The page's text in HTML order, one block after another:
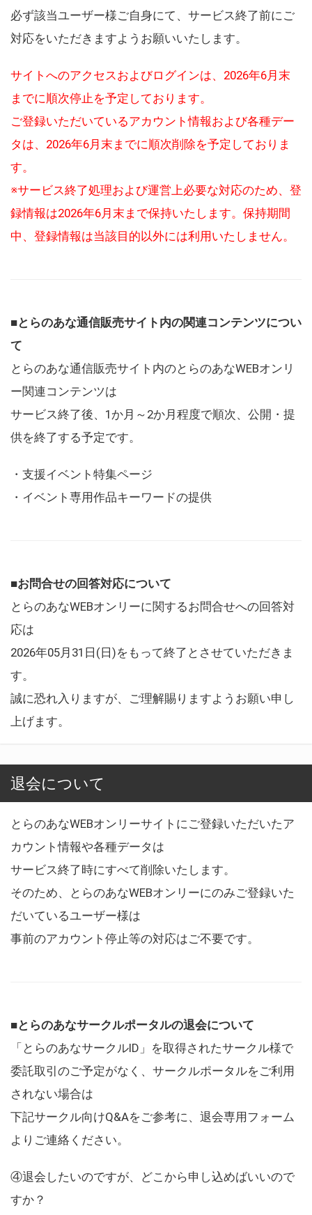
必ず該当ユーザー様ご自身にて、サービス終了前にご
対応をいただきますようお願いいたします。
サイトへのアクセスおよびログインは、2026年6月末
までに順次停止を予定しております。
ご登録いただいているアカウント情報および各種デー
タは、2026年6月末までに順次削除を予定しておりま
す。
※サービス終了処理および運営上必要な対応のため、登
録情報は2026年6月末まで保持いたします。保持期間
中、登録情報は当該目的以外には利用いたしません。
■とらのあな通信販売サイト内の関連コンテンツについ
て
とらのあな通信販売サイト内のとらのあなWEBオンリ
ー関連コンテンツは
サービス終了後、1か月～2か月程度で順次、公開・提
供を終了する予定です。
・支援イベント特集ページ
・イベント専用作品キーワードの提供
■お問合せの回答対応について
とらのあなWEBオンリーに関するお問合せへの回答対
応は
2026年05月31日(日)をもって終了とさせていただきま
す。
誠に恐れ入りますが、ご理解賜りますようお願い申し
上げます。
退会について
とらのあなWEBオンリーサイトにご登録いただいたア
カウント情報や各種データは
サービス終了時にすべて削除いたします。
そのため、とらのあなWEBオンリーにのみご登録いた
だいているユーザー様は
事前のアカウント停止等の対応はご不要です。
■とらのあなサークルポータルの退会について
「とらのあなサークルID」を取得されたサークル様で
委託取引のご予定がなく、サークルポータルをご利用
されない場合は
下記サークル向けQ&Aをご参考に、退会専用フォーム
よりご連絡ください。
④退会したいのですが、どこから申し込めばいいので
すか？